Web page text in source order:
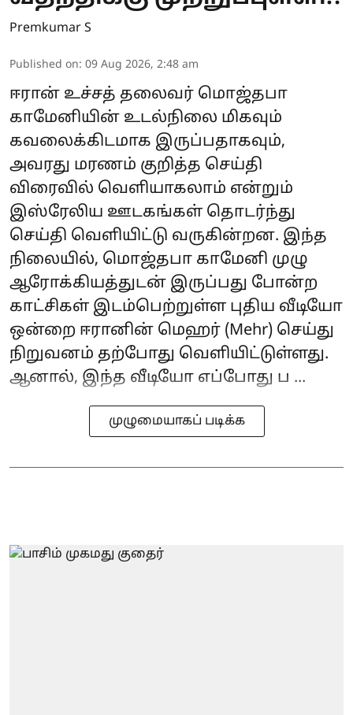
Premkumar S
Published on: 09 Aug 2026, 2:48 am
ஈரான் உச்சத் தலைவர் மொஜ்தபா
காமேனியின் உடல்நிலை மிகவும்
கவலைக்கிடமாக இருப்பதாகவும்,
அவரது மரணம் குறித்த செய்தி
விரைவில் வெளியாகலாம் என்றும்
இஸ்ரேலிய ஊடகங்கள் தொடர்ந்து
செய்தி வெளியிட்டு வருகின்றன. இந்த
நிலையில், மொஜ்தபா காமேனி முழு
ஆரோக்கியத்துடன் இருப்பது போன்ற
காட்சிகள் இடம்பெற்றுள்ள புதிய வீடியோ
ஒன்றை ஈரானின் மெஹர் (Mehr) செய்து
நிறுவனம் தற்போது வெளியிட்டுள்ளது.
ஆனால், இந்த வீடியோ எப்போது ப ...
முழுமையாகப் படிக்க